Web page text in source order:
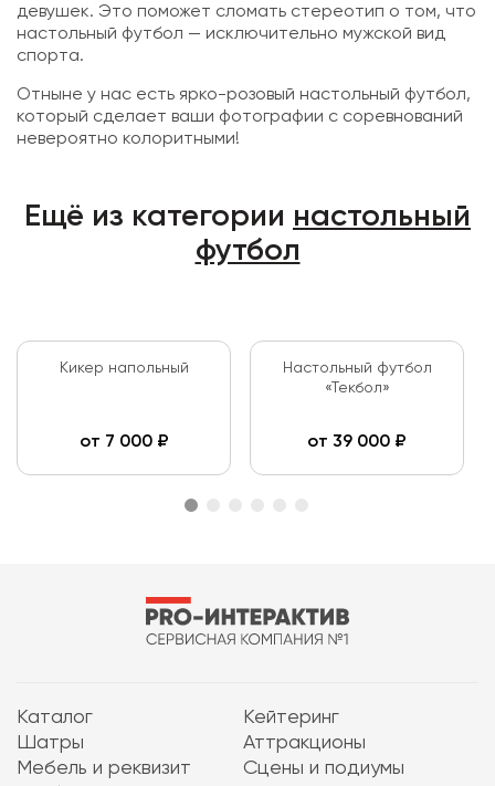
девушек. Это поможет сломать стереотип о том, что
настольный футбол — исключительно мужской вид
спорта.
Отныне у нас есть ярко-розовый настольный футбол,
который сделает ваши фотографии с соревнований
невероятно колоритными!
Ещё из категории настольный
футбол
Кикер напольный
от 7 000₽
Настольный футбол
«Текбол»
от 39 000 ₽
Каталог
Кейтеринг
Шатры
Аттракционы
Мебель и реквизит
Сцены и подиумы